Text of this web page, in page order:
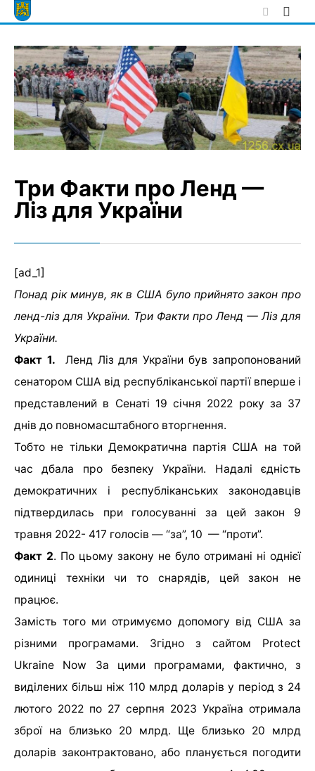
Skip
to
Три Факти про Ленд —
Ліз для України
[ad_1]
Понад рік минув, як в США було прийнято закон про
ленд-ліз для України. Три Факти про Ленд — Ліз для
України.
Факт 1. Ленд Ліз для України був запропонований
сенатором США від республіканської партії вперше і
представлений в Сенаті 19 січня 2022 року за 37
днів до повномасштабного вторгнення.
Тобто не тільки Демократична партія США на той
час дбала про безпеку України. Надалі єдність
демократичних і республіканських законодавців
підтвердилась при голосуванні за цей закон 9
травня 2022- 417 голосів — “за”, 10 — “проти”.
Факт 2. По цьому закону не було отримані ні однієї
одиниці техніки чи то снарядів, цей закон не
працює.
Замість того ми отримуємо допомогу від США за
різними програмами. Згідно з сайтом Protect
Ukraine Now За цими програмами, фактично, з
виділених більш ніж 110 млрд доларів у період з 24
лютого 2022 по 27 серпня 2023 Україна отримала
зброї на близько 20 млрд. Ще близько 20 млрд
доларів законтрактовано, або планується погодити